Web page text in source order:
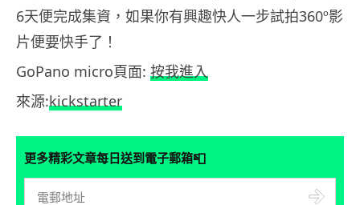
6天便完成集資，如果你有興趣快人一步試拍360º影
片便要快手了！
GoPano micro頁面: 按我進入
來源:kickstarter
更多精彩文章每日送到電子郵箱📮